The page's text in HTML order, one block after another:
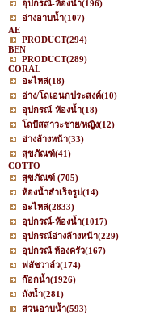
อุปกรณ์-ห้องน้ำ(196)
อ่างอาบน้ำ(107)
AE
PRODUCT(294)
BEN
PRODUCT(289)
CORAL
อะไหล่(18)
อ่าง/โถเอนกประสงค์(10)
อุปกรณ์-ห้องน้ำ(18)
โถปัสสาวะชาย/หญิง(12)
อ่างล้างหน้า(33)
สุขภัณฑ์(41)
COTTO
สุขภัณฑ์ (705)
ห้องน้ำสำเร็จรูป(14)
อะไหล่(2833)
อุปกรณ์-ห้องน้ำ(1017)
อุปกรณ์อ่างล้างหน้า(229)
อุปกรณ์ ห้องครัว(167)
ฟลัชวาล์ว(174)
ก๊อกน้ำ(1926)
ถังน้ำ(281)
ส่วนอาบน้ำ(593)